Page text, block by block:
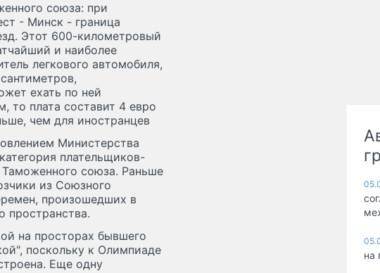
союза: при
- Минск - граница
Этот 600-километровый
и наиболее
легкового автомобиля,
ехать по ней
то плата составит 4 евро
чем для иностранцев
Министерства
плательщиков-
союза. Раньше
из Союзного
произошедших в
пространства.
на просторах бывшего
поскольку к Олимпиаде
Еще одну
на